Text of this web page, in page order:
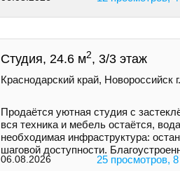
Студия, 24.6 м2, 3/3 этаж
Краснодарский край, Новороссийск
Продаётся уютная студия с
вся техника и мебель остаётся,
необходимая инфраструктура:
шаговой доступности.
06.08.2026 25 просмотров, 8